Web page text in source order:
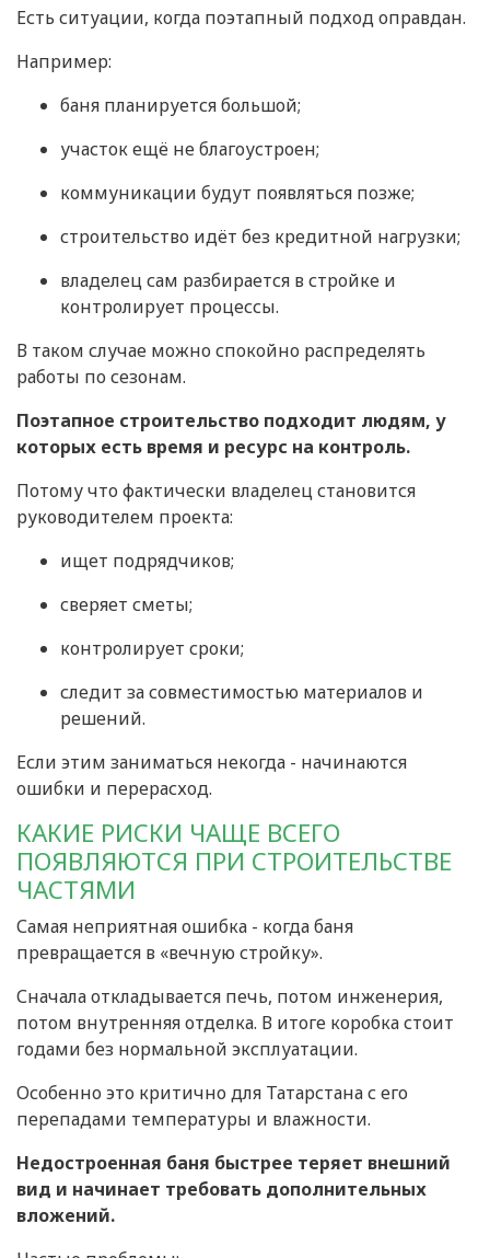
Есть ситуации, когда поэтапный подход оправдан.
Например:
баня планируется большой;
участок ещё не благоустроен;
коммуникации будут появляться позже;
строительство идёт без кредитной нагрузки;
владелец сам разбирается в стройке и
контролирует процессы.
В таком случае можно спокойно распределять
работы по сезонам.
Поэтапное строительство подходит людям, у
которых есть время и ресурс на контроль.
Потому что фактически владелец становится
руководителем проекта:
ищет подрядчиков;
сверяет сметы;
контролирует сроки;
следит за совместимостью материалов и
решений.
Если этим заниматься некогда - начинаются
ошибки и перерасход.
КАКИЕ РИСКИ ЧАЩЕ ВСЕГО
ПОЯВЛЯЮТСЯ ПРИ СТРОИТЕЛЬСТВЕ
ЧАСТЯМИ
Самая неприятная ошибка - когда баня
превращается в «вечную стройку».
Сначала откладывается печь, потом инженерия,
потом внутренняя отделка. В итоге коробка стоит
годами без нормальной эксплуатации.
Особенно это критично для Татарстана с его
перепадами температуры и влажности.
Недостроенная баня быстрее теряет внешний
вид и начинает требовать дополнительных
вложений.